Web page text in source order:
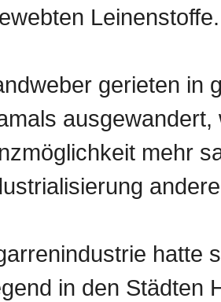
Leinenstoffe.
gerieten in
mehr
hatte
in den Städten